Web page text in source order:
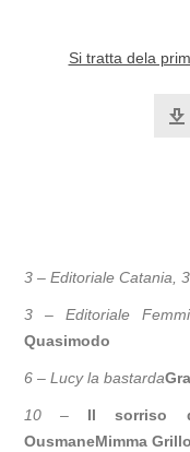
Si tratta dela
3 – EditorialeCatania,
3 – Editoriale
Quasimodo
6 –Lucy la bastarda
10 – Il sorriso
OusmaneMimma Grillo